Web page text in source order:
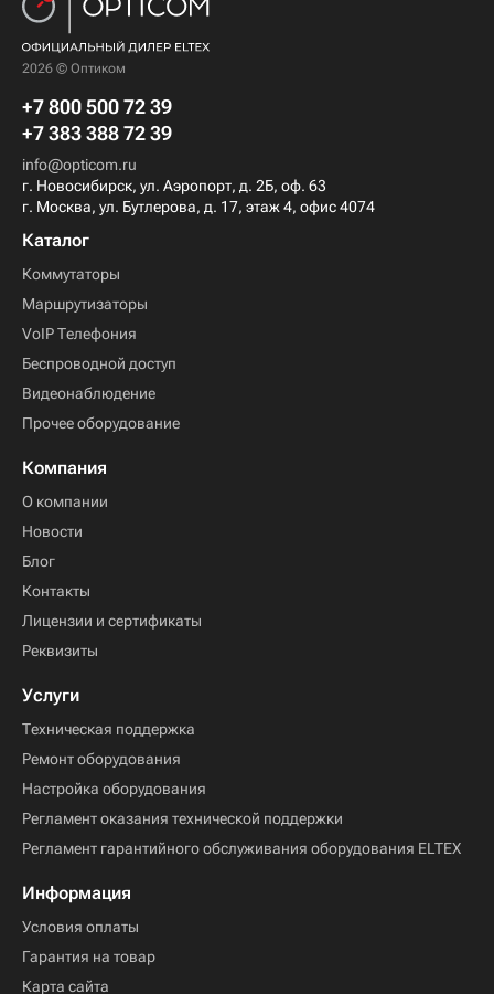
2026 © Оптиком
+7 800 500 72 39
+7 383 388 72 39
info@opticom.ru
г. Новосибирск, ул. Аэропорт, д. 2Б, оф. 63
г. Москва, ул. Бутлерова, д. 17, этаж 4, офис 4074
Каталог
Коммутаторы
Маршрутизаторы
VoIP Телефония
Беспроводной доступ
Видеонаблюдение
Прочее оборудование
Компания
О компании
Новости
Блог
Контакты
Лицензии и сертификаты
Реквизиты
Услуги
Техническая поддержка
Ремонт оборудования
Настройка оборудования
Регламент оказания технической поддержки
Регламент гарантийного обслуживания оборудования ELTEX
Информация
Условия оплаты
Гарантия на товар
Карта сайта